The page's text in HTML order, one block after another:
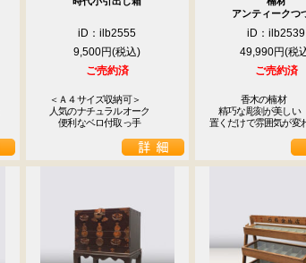
iD：ilb2555
9,500円
ご売約済
＜Ａ４サイズ収納可＞
人気のナチュラルオーク
便利なベロ付取っ手
アンティークつ
iD：ilb2539
49,990円
ご売約済
精巧な彫刻が美しい
置くだけで雰囲気が変